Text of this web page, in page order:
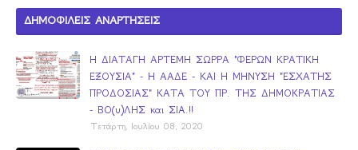
ΔΗΜΟΦΙΛΕΙΣ ΑΝΑΡΤΗΣΕΙΣ
Η ΔΙΑΤΑΓΗ ΑΡΤΕΜΗ ΣΩΡΡΑ "ΦΕΡΩΝ ΚΡΑΤΙΚΗ
ΕΞΟΥΣΙΑ" - Η ΑΑΔΕ - ΚΑΙ Η ΜΗΝΥΣΗ "ΕΣΧΑΤΗΣ
ΠΡΟΔΟΣΙΑΣ" ΚΑΤΑ ΤΟΥ ΠΡ. ΤΗΣ ΔΗΜΟΚΡΑΤΙΑΣ
- ΒΟ(υ)ΛΗΣ και ΣΙΑ.!!
Τετάρτη, Ιουλίου 08, 2020